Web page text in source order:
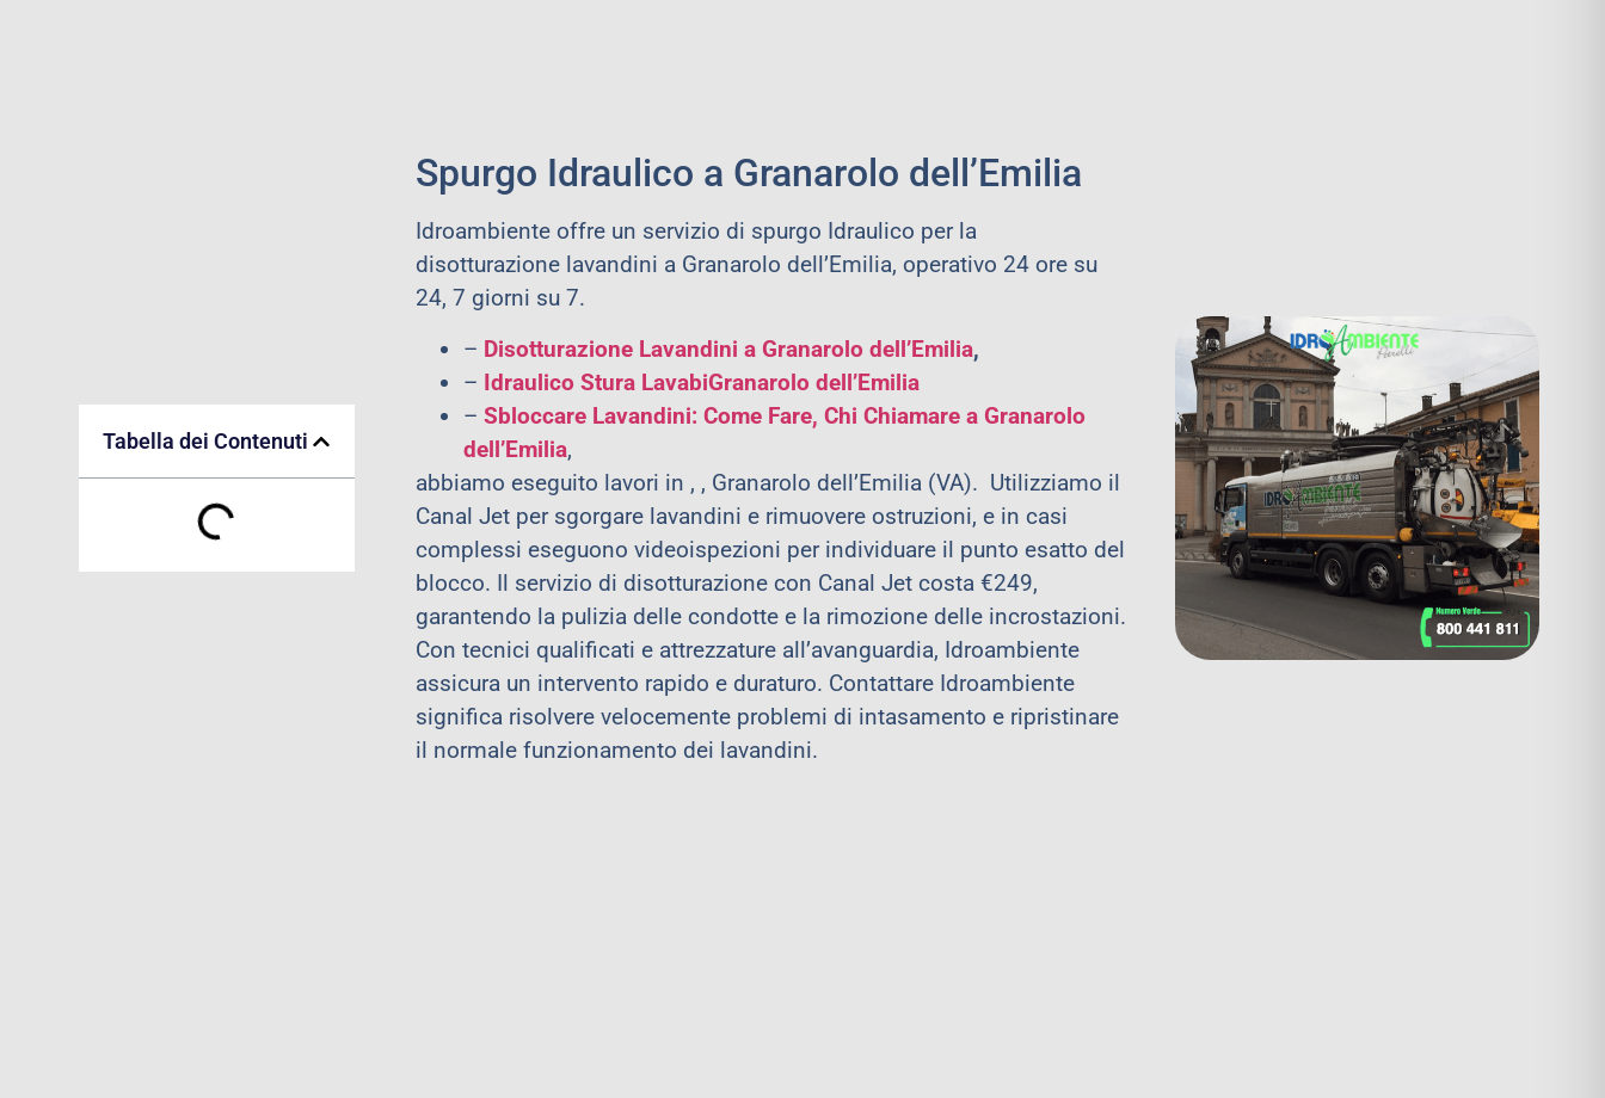
Tabella dei Contenuti
Spurgo Idraulico a Granarolo dell’Emilia
Idroambiente offre un servizio di spurgo Idraulico per la
disotturazione lavandini a Granarolo dell’Emilia, operativo 24 ore su
24, 7 giorni su 7.
– Disotturazione Lavandini a Granarolo dell’Emilia,
– Idraulico Stura LavabiGranarolo dell’Emilia
– Sbloccare Lavandini: Come Fare, Chi Chiamare a Granarolo
dell’Emilia,
abbiamo eseguito lavori in , , Granarolo dell’Emilia (VA). Utilizziamo il
Canal Jet per sgorgare lavandini e rimuovere ostruzioni, e in casi
complessi eseguono videoispezioni per individuare il punto esatto del
blocco. Il servizio di disotturazione con Canal Jet costa €249,
garantendo la pulizia delle condotte e la rimozione delle incrostazioni.
Con tecnici qualificati e attrezzature all’avanguardia, Idroambiente
assicura un intervento rapido e duraturo. Contattare Idroambiente
significa risolvere velocemente problemi di intasamento e ripristinare
il normale funzionamento dei lavandini.